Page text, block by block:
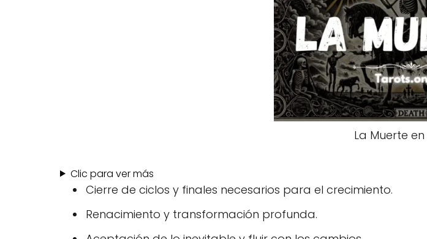
La Muerte
Clic para ver más
Cierre de ciclos y finales necesarios para el crecimiento.
Renacimiento y transformación profunda.